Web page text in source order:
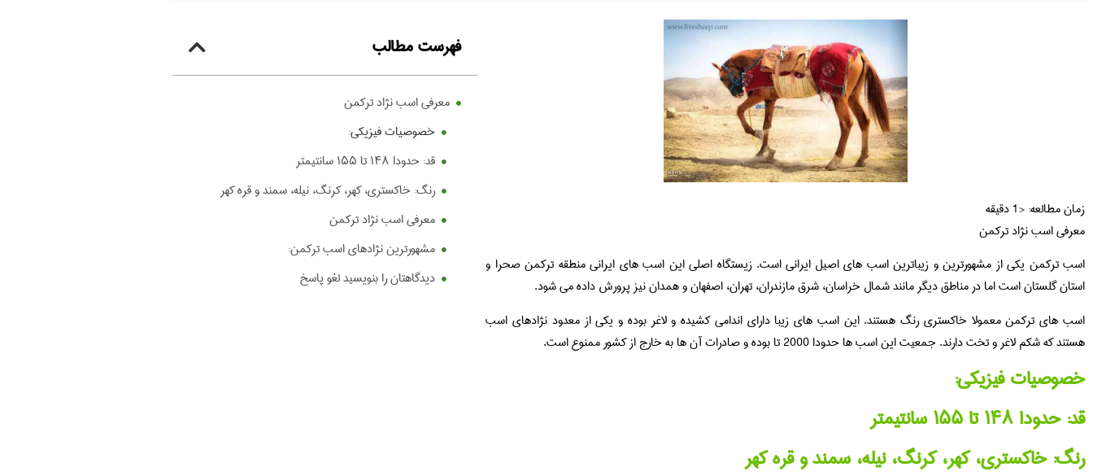
زمان مطالعه:< 1 دقیقه
معرفی اسب نژاد ترکمن
اسب ترکمن یکی از مشهورترین و زیباترین اسب های اصیل ایرانی است. زیستگاه اصلی این اسب های ایرانی منطقه ترکمن صحرا و
استان گلستان است اما در مناطق دیگر مانند شمال خراسان، شرق مازندران، تهران، اصفهان و همدان نیز پرورش داده می شود.
اسب های ترکمن معمولا خاکستری رنگ هستند. این اسب های زیبا دارای اندامی کشیده و لاغر بوده و یکی از معدود نژادهای اسب
هستند که شکم لاغر و تخت دارند. جمعیت این اسب ها حدودا 2000 تا بوده و صادرات آن ها به خارج از کشور ممنوع است.
خصوصیات فیزیکی:
قد: حدودا ۱۴۸ تا ۱۵۵ سانتیمتر
رنگ: خاکستری، کهر، کرنگ، نیله، سمند و قره کهر
فهرست مطالب
معرفی اسب نژاد ترکمن
خصوصیات فیزیکی:
قد: حدودا ۱۴۸ تا ۱۵۵ سانتیمتر
رنگ: خاکستری، کهر، کرنگ، نیله، سمند و قره کهر
معرفی اسب نژاد ترکمن
مشهورترین نژادهای اسب ترکمن:
دیدگاهتان را بنویسید لغو پاسخ